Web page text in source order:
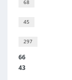
68
45
297
66
43